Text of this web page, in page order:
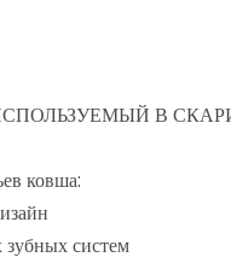
В
ковша:
зубных систем